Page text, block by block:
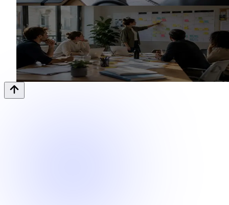
Communication
Plan de communication d'un parti
: la méthode
6 juin 2026· 6 min
Lire l'article